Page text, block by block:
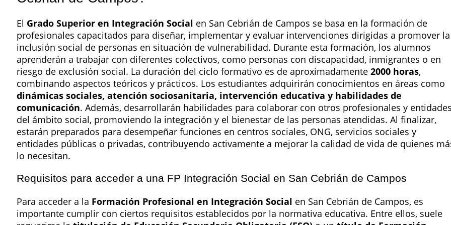
El Grado Superior en Integración Social en San Cebrián de Campos se basa en la formación de
profesionales capacitados para diseñar, implementar y evaluar intervenciones dirigidas a promover la
inclusión social de personas en situación de vulnerabilidad. Durante esta formación, los alumnos
aprenderán a trabajar con diferentes colectivos, como personas con discapacidad, inmigrantes o en
riesgo de exclusión social. La duración del ciclo formativo es de aproximadamente 2000 horas,
combinando aspectos teóricos y prácticos. Los estudiantes adquirirán conocimientos en áreas como
dinámicas sociales, atención sociosanitaria, intervención educativa y habilidades de
comunicación. Además, desarrollarán habilidades para colaborar con otros profesionales y
del ámbito social, promoviendo la integración y el bienestar de las personas atendidas. Al finalizar,
estarán preparados para desempeñar funciones en centros sociales, ONG, servicios sociales y
entidades públicas o privadas, contribuyendo activamente a mejorar la calidad de vida de quienes
lo necesitan.
Requisitos para acceder a una FP Integración Social en San Cebrián de Campos
Para acceder a la Formación Profesional en Integración Social en San Cebrián de Campos, es
importante cumplir con ciertos requisitos establecidos por la normativa educativa. Entre ellos, suele